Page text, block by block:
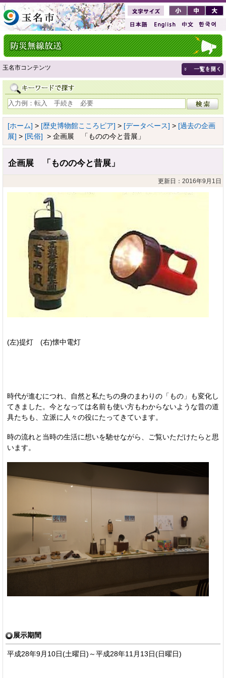
玉名市コンテンツ
[ホーム] > [歴史博物館こころピア] > [データベース] > [過去の企画
展] > [民俗] > 企画展 「ものの今と昔展」
企画展 「ものの今と昔展」
更新日：2016年9月1日
(左)提灯 (右)懐中電灯
時代が進むにつれ、自然と私たちの身のまわりの「もの」も変化し
てきました。今となっては名前も使い方もわからないような昔の道
具たちも、立派に人々の役にたってきています。
時の流れと当時の生活に想いを馳せながら、ご覧いただけたらと思
います。
展示期間
平成28年9月10日(土曜日)～平成28年11月13日(日曜日)